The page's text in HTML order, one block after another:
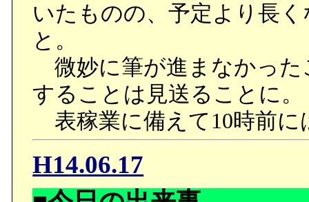
いたものの、予定より長
と。
微妙に筆が進まなかった
することは見送ることに。
表稼業に備えて10時前に
H14.06.17